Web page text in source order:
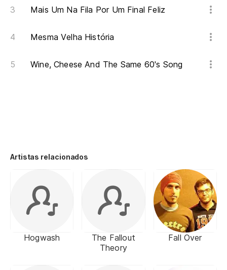
Mais Um Na Fila Por Um Final Feliz
Mesma Velha História
Wine, Cheese And The Same 60's Song
Artistas relacionados
Hogwash
The Fallout
Theory
Fall Over